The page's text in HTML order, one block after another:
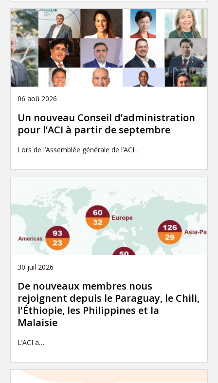
06 aoû 2026
Un nouveau Conseil d’administration
pour l’ACI à partir de septembre
Lors de l’Assemblée générale de l’ACI…
30 juil 2026
De nouveaux membres nous
rejoignent depuis le Paraguay, le Chili,
l'Éthiopie, les Philippines et la
Malaisie
L’ACI a…